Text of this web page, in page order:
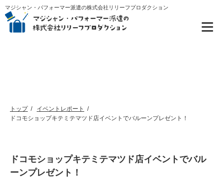
マジシャン・パフォーマー派遣の株式会社リリーフプロダクション
トップ
イベントレポート
ドコモショップキテミテマツド店イベントでバルーンプレゼント！
ドコモショップキテミテマツド店イベントでバル
ーンプレゼント！